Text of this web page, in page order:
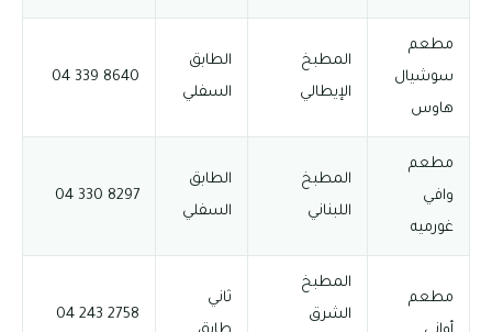
مطعم
سوشيال
هاوس
المطبخ
الإيطالي
الطابق
السفلي
8640 339 04
مطعم
وافي
غورميه
المطبخ
اللبناني
الطابق
السفلي
8297 330 04
مطعم
المطبخ
الشرق
ثاني
2758 243 04